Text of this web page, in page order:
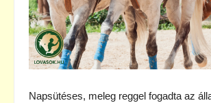
Napsütéses, meleg reggel fogadta az